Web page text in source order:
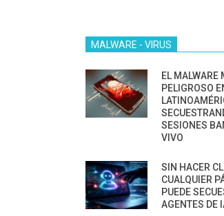
MALWARE - VIRUS
EL MALWARE
PELIGROSO
SESIONES
VIVO
SIN HACER
CUALQUIER
PUEDE
AGENTES DE